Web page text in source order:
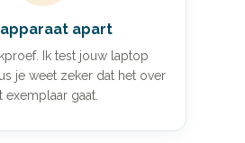
apparaat apart
Ik test jouw laptop
je weet zeker dat het over
exemplaar gaat.